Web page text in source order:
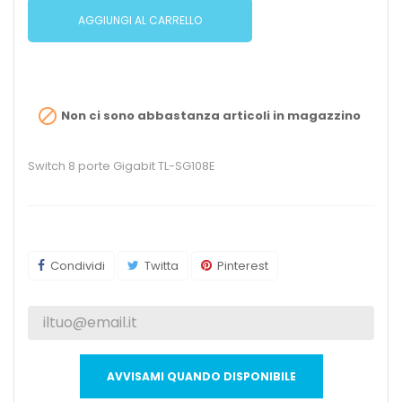
AGGIUNGI AL CARRELLO
 Non ci sono abbastanza articoli in magazzino
Switch 8 porte Gigabit TL-SG108E
Condividi Twitta Pinterest
AVVISAMI QUANDO DISPONIBILE